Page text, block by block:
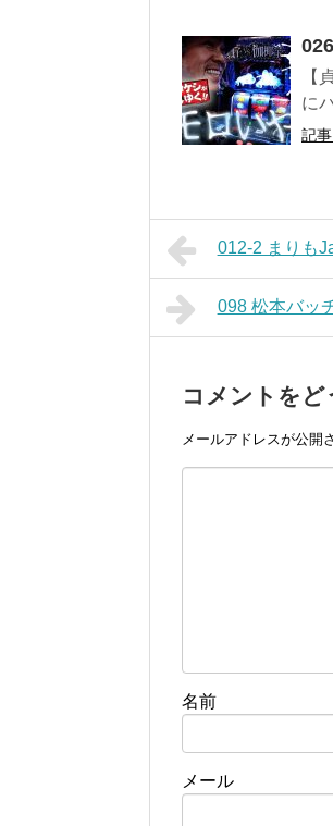
【
に
記
012-2 まりも
098 松本バッ
コメントをど
メールアドレスが公開
名前
メール